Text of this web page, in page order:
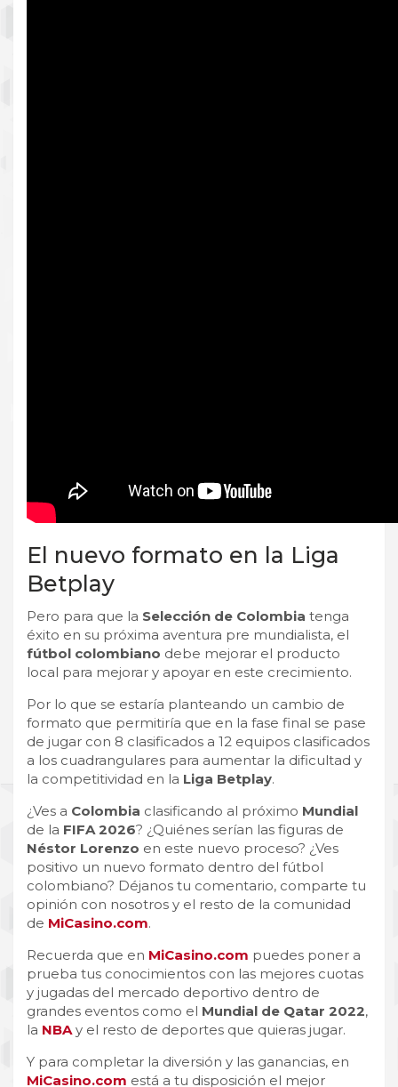
El nuevo formato en la Liga
Betplay
Pero para que la Selección de Colombia tenga
éxito en su próxima aventura pre mundialista, el
fútbol colombiano debe mejorar el producto
local para mejorar y apoyar en este crecimiento.
Por lo que se estaría planteando un cambio de
formato que permitiría que en la fase final se pase
de jugar con 8 clasificados a 12 equipos clasificados
a los cuadrangulares para aumentar la dificultad y
la competitividad en la Liga Betplay.
¿Ves a Colombia clasificando al próximo Mundial
de la FIFA 2026? ¿Quiénes serían las figuras de
Néstor Lorenzo en este nuevo proceso? ¿Ves
positivo un nuevo formato dentro del fútbol
colombiano? Déjanos tu comentario, comparte tu
opinión con nosotros y el resto de la comunidad
de MiCasino.com.
Recuerda que en MiCasino.com puedes poner a
prueba tus conocimientos con las mejores cuotas
y jugadas del mercado deportivo dentro de
grandes eventos como el Mundial de Qatar 2022,
la NBA y el resto de deportes que quieras jugar.
Y para completar la diversión y las ganancias, en
MiCasino.com está a tu disposición el mejor